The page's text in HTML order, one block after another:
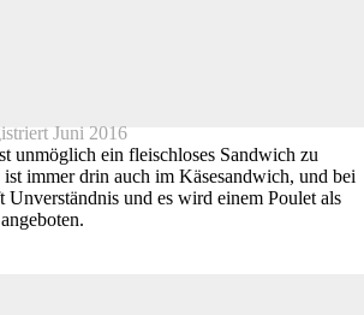
Juni 2016
unmöglich ein fleischloses Sandwich zu
immer drin auch im Käsesandwich, und bei
Unverständnis und es wird einem Poulet als